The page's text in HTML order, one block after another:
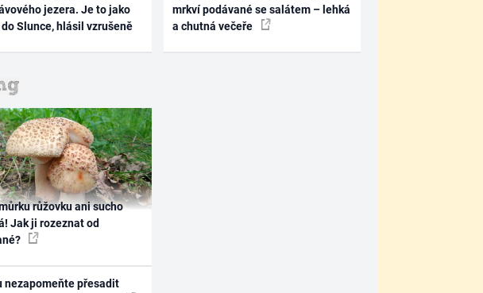
jezera. Je to jako
Slunce, hlásil vzrušeně
mrkví podávané se salátem – lehká
a chutná večeře
růžovku ani sucho
Jak ji rozeznat od
nezapomeňte přesadit